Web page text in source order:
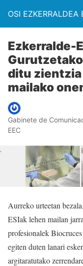
OSI EZKERRALDEA
Ezkerralde-
ditu
mailako
Gabinete de
EEC
Aurreko urteetan
ESIak lehen mailan
profesionalek
egiten duten lanari
argitaratutako